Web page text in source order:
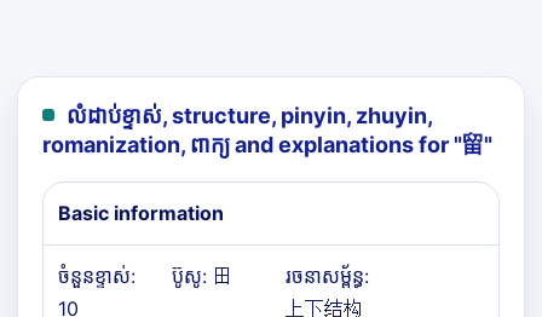
លំដាប់ខ្ទាស់, structure, pinyin, zhuyin,
romanization, ពាក្យ and explanations for "留"
Basic information
ចំនួនខ្ទាស់:
10
ប៊ូសូ: 田
រចនាសម្ព័ន្ធ:
上下结构